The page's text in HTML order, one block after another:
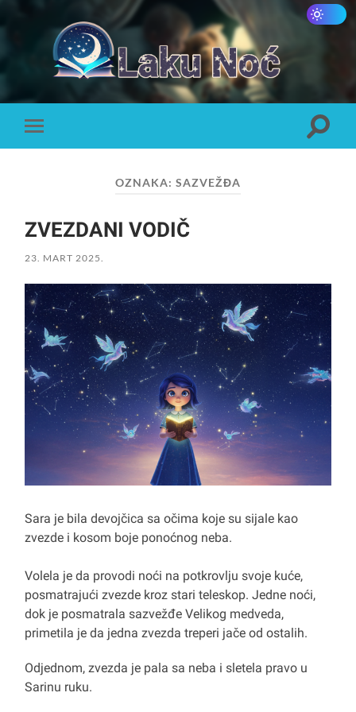
Laku
Noć
Toggle
mobile
Toggle
OZNAKA: SAZVEŽĐA
ZVEZDANI VODIČ
23. MART 2025.
Sara je bila devojčica sa očima koje su sijale kao
zvezde i kosom boje ponoćnog neba.
Volela je da provodi noći na potkrovlju svoje kuće,
posmatrajući zvezde kroz stari teleskop. Jedne noći,
dok je posmatrala sazvežđe Velikog medveda,
primetila je da jedna zvezda treperi jače od ostalih.
Odjednom, zvezda je pala sa neba i sletela pravo u
Sarinu ruku.